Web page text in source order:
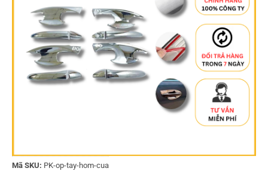
Mã SKU: PK-op-tay-hom-cua